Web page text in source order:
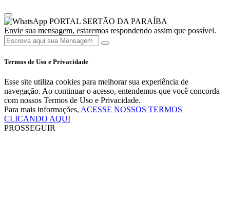
PORTAL SERTÃO DA PARAÍBA
Envie sua mensagem, estaremos respondendo assim que possível.
Termos de Uso e Privacidade
Esse site utiliza cookies para melhorar sua experiência de
navegação. Ao continuar o acesso, entendemos que você concorda
com nossos Termos de Uso e Privacidade.
Para mais informações, ACESSE NOSSOS TERMOS
CLICANDO AQUI
PROSSEGUIR